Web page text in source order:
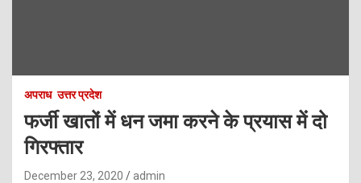
अपराध उत्तर प्रदेश
फर्जी खातों में धन जमा करने के प्रयास में दो
गिरफ्तार
December 23, 2020 admin